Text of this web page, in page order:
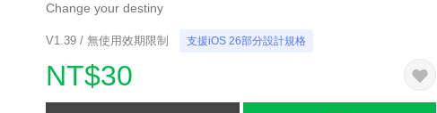
Change your destiny
V1.39 / 無使用效期限制 支援iOS 26部分設計規格
NT$30